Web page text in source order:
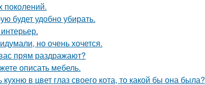
поколений.
будет удобно убирать.
но очень хочется.
прям раздражают?
описать мебель.
в цвет глаз своего кота, то какой бы она была?